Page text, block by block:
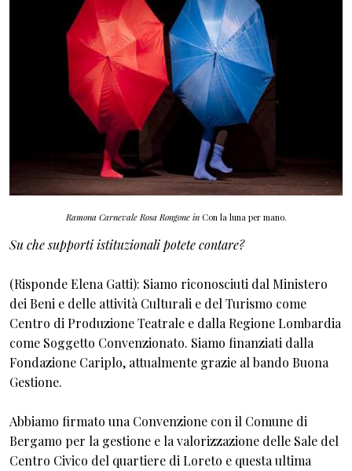
Ramona Carnevale Rosa Rongone inCon la luna per mano.
Su che supporti istituzionali potete contare?
(Risponde Elena Gatti): Siamo riconosciuti dal Ministero
dei Beni e delle attività Culturali e del Turismo come
Centro di Produzione Teatrale e dalla Regione Lombardia
come Soggetto Convenzionato. Siamo finanziati dalla
Fondazione Cariplo, attualmente grazie al bando Buona
Gestione.
Abbiamo firmato una Convenzione con il Comune di
Bergamo per la gestione e la valorizzazione delle Sale del
Centro Civico del quartiere di Loreto e questa ultima